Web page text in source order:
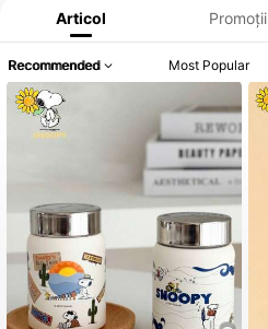
Articol Promoții
Recommended Most Popular